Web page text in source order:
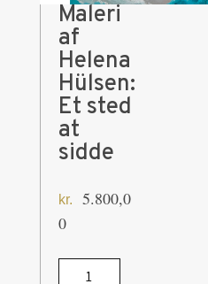
Maleri
af
Helena
Hülsen:
Et sted
at
sidde
kr.
5.800,0
0
Maleri